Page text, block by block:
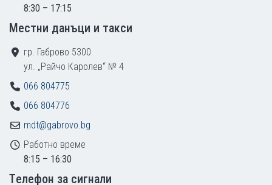
8:30 – 17:15
Местни данъци и такси
гр. Габрово 5300
ул. „Райчо Каролев“ № 4
066 804775
066 804776
mdt@gabrovo.bg
Работно време
8:15 – 16:30
Tелефон за сигнали